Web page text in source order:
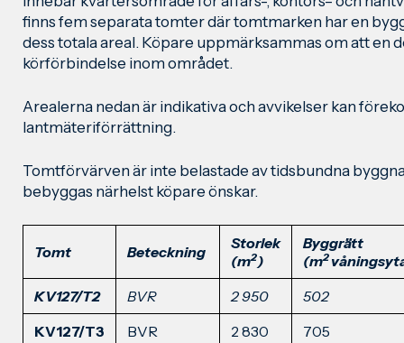
finns fem separata tomter där tomtmarken har en
dess totala areal. Köpare uppmärksammas om att en
körförbindelse inom området.
Arealerna nedan är indikativa och avvikelser kan
lantmäteriförrättning.
Tomtförvärven är inte belastade av tidsbundna
bebyggas närhelst köpare önskar.
Tomt Beteckning
Storlek
(m2)
Byggrätt
(m2
KV127/T2
BVR 2 950
502
KV127/T3
BVR 2 830 705